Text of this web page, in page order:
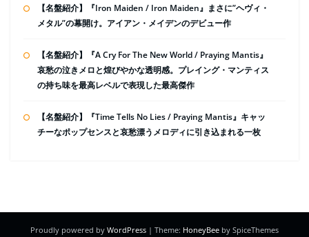
【名盤紹介】『Iron Maiden / Iron Maiden』まさに”ヘヴィ・
メタル”の幕開け。アイアン・メイデンのデビュー作
【名盤紹介】『A Cry For The New World / Praying Mantis』
哀愁の泣きメロと煌びやかな透明感。プレイング・マンティス
の持ち味を最高レベルで表現した最高傑作
【名盤紹介】『Time Tells No Lies / Praying Mantis』キャッ
チーなポップセンスと哀愁漂うメロディに引き込まれる一枚
Proudly powered by WordPress | Theme: HoneyBee by SpiceThemes